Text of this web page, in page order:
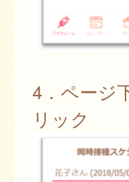
4．ページ
リック